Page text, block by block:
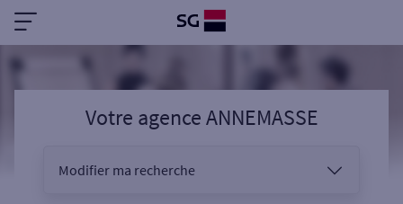
Votre agence ANNEMASSE
Modifier ma recherche